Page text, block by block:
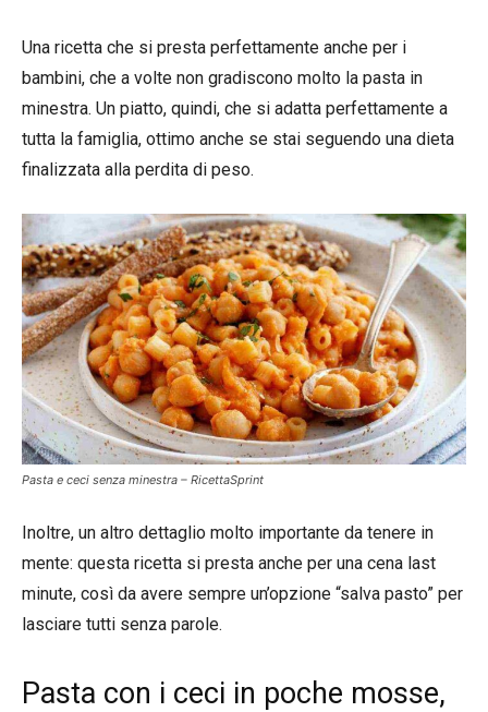
Una ricetta che si presta perfettamente anche per i
bambini, che a volte non gradiscono molto la pasta in
minestra. Un piatto, quindi, che si adatta perfettamente a
tutta la famiglia, ottimo anche se stai seguendo una dieta
finalizzata alla perdita di peso.
Pasta e ceci senza minestra – RicettaSprint
Inoltre, un altro dettaglio molto importante da tenere in
mente: questa ricetta si presta anche per una cena last
minute, così da avere sempre un’opzione “salva pasto” per
lasciare tutti senza parole.
Pasta con i ceci in poche mosse,